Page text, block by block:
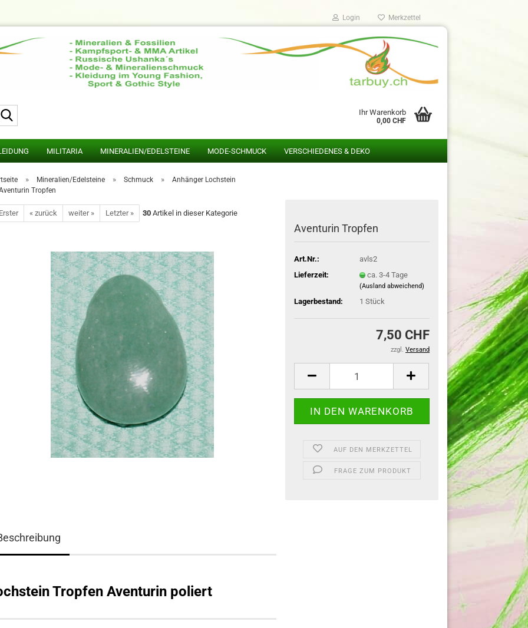
Login Merkzettel
Ihr Warenkorb
0,00 CHF
MILITARIA MINERALIEN/EDELSTEINE MODE-SCHMUCK VERSCHIEDENES & DEKO
» Mineralien/Edelsteine » Schmuck »
Anhänger Lochstein
Tropfen
« zurück weiter » Letzter » 30 Artikel in dieser Kategorie
Aventurin Tropfen
Art.Nr.:
avls2
Lieferzeit:
ca. 3-4 Tage
(Ausland abweichend)
Lagerbestand: 1 Stück
7,50 CHF
zzgl. Versand
AUF DEN MERKZETTEL
FRAGE ZUM PRODUKT
Tropfen Aventurin poliert